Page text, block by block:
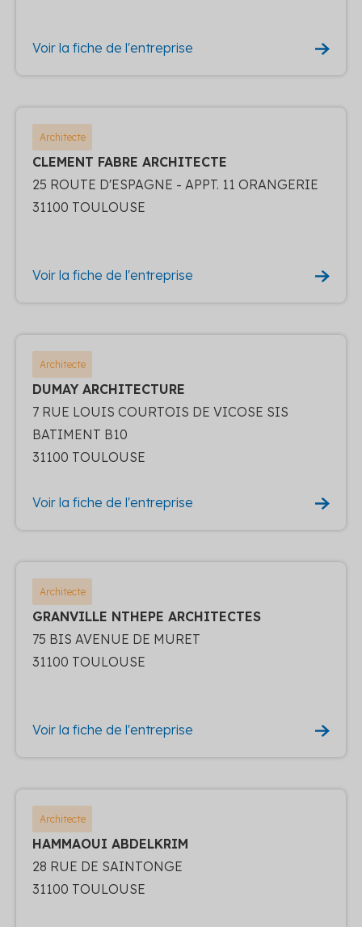
Voir la fiche de l'entreprise
Architecte
CLEMENT FABRE ARCHITECTE
25 ROUTE D'ESPAGNE - APPT. 11 ORANGERIE
31100 TOULOUSE
Voir la fiche de l'entreprise
Architecte
DUMAY ARCHITECTURE
7 RUE LOUIS COURTOIS DE VICOSE SIS
BATIMENT B10
31100 TOULOUSE
Voir la fiche de l'entreprise
Architecte
GRANVILLE NTHEPE ARCHITECTES
75 BIS AVENUE DE MURET
31100 TOULOUSE
Voir la fiche de l'entreprise
Architecte
HAMMAOUI ABDELKRIM
28 RUE DE SAINTONGE
31100 TOULOUSE